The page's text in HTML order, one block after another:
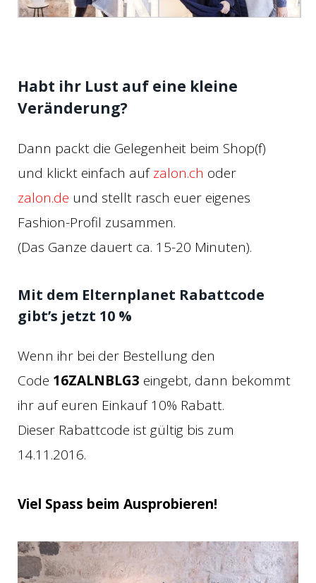
Habt ihr Lust auf eine kleine
Veränderung?
Dann packt die Gelegenheit beim Shop(f)
und klickt einfach aufzalon.ch oder
zalon.de und stellt rasch euer eigenes
Fashion-Profil zusammen.
(Das Ganze dauert ca. 15-20 Minuten).
Mit dem Elternplanet Rabattcode
gibt’s jetzt 10 %
Wenn ihr bei der Bestellung den
Code 16ZALNBLG3 eingebt, dann bekommt
ihr auf euren Einkauf 10% Rabatt.
Dieser Rabattcode ist gültig bis zum
14.11.2016.
Viel Spass beim Ausprobieren!